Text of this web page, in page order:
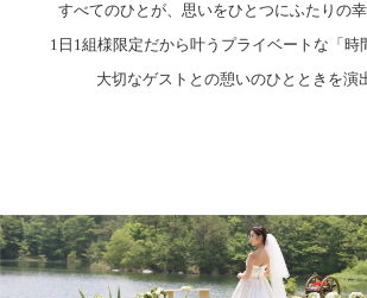
すべてのひとが、思いをひとつにふたりの幸
1日1組様限定だから叶うプライベートな「時
大切なゲストとの憩いのひとときを演